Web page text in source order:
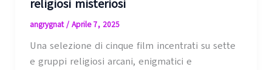
religiosi misteriosi
angrygnat/ Aprile 7, 2025
Una selezione di cinque film incentrati su sette
e gruppi religiosi arcani, enigmatici e